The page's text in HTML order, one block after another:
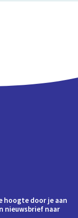
hoogte door je aan
nieuwsbrief naar